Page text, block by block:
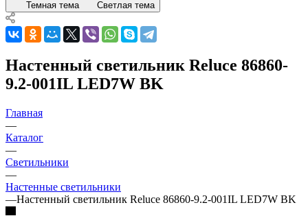
Темная тема Светлая тема
Настенный светильник Reluce 86860-
9.2-001IL LED7W BK
Главная
—
Каталог
—
Светильники
—
Настенные светильники
—Настенный светильник Reluce 86860-9.2-001IL LED7W BK